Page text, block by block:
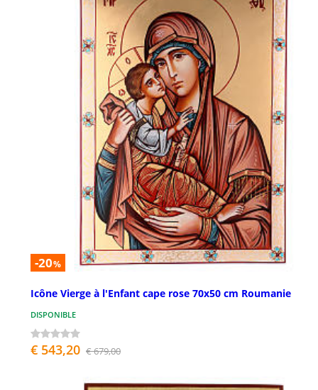
-20%
Icône Vierge à l'Enfant cape rose 70x50 cm Roumanie
DISPONIBLE
€ 543,20 € 679,00